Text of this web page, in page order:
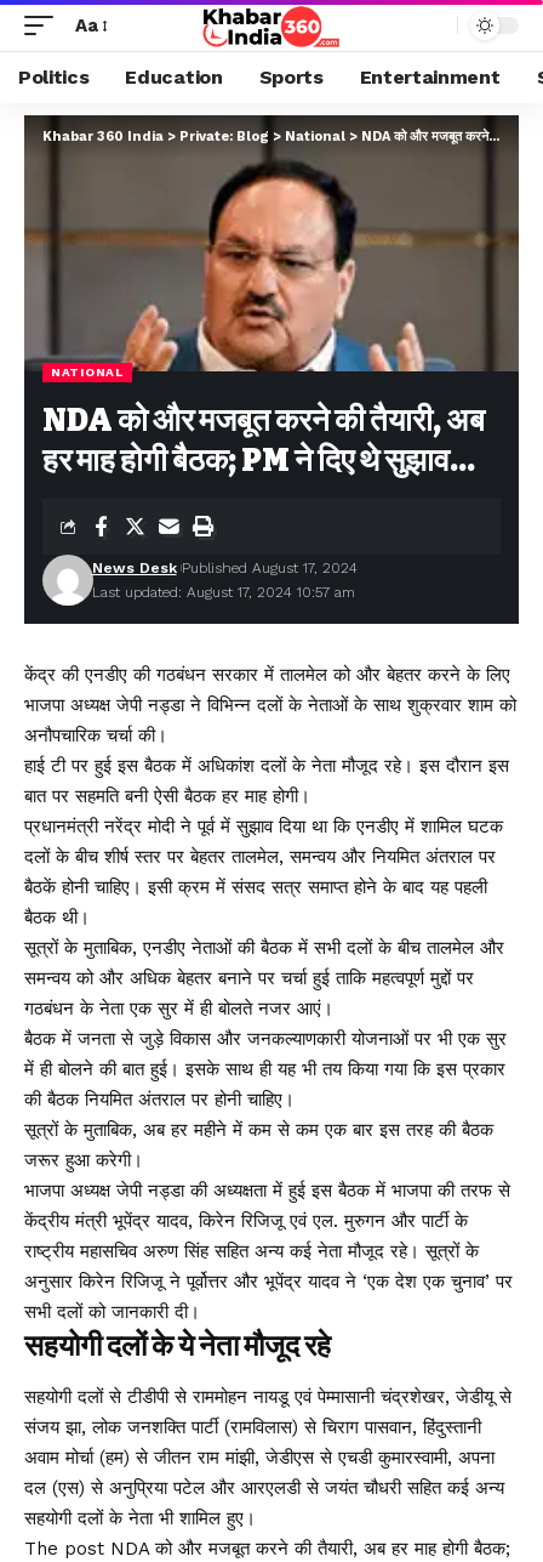
Aa
Politics Education Sports Entertainment
Khabar 360 India > Private: Blog > National > NDA को और मजबूत करने की तैयारी, अब हर माह होगी बैठक; PM ने दिए थे सुझाव…
NATIONAL
NDA को और मजबूत करने की तैयारी, अब
हर माह होगी बैठक; PM ने दिए थे सुझाव…
Last updated: August 17, 2024 10:57 am
News Desk Published August 17, 2024
केंद्र की एनडीए की गठबंधन सरकार में तालमेल को और बेहतर करने के लिए
भाजपा अध्यक्ष जेपी नड्डा ने विभिन्न दलों के नेताओं के साथ शुक्रवार शाम को
अनौपचारिक चर्चा की।
हाई टी पर हुई इस बैठक में अधिकांश दलों के नेता मौजूद रहे। इस दौरान इस
बात पर सहमति बनी ऐसी बैठक हर माह होगी।
प्रधानमंत्री नरेंद्र मोदी ने पूर्व में सुझाव दिया था कि एनडीए में शामिल घटक
दलों के बीच शीर्ष स्तर पर बेहतर तालमेल, समन्वय और नियमित अंतराल पर
बैठकें होनी चाहिए। इसी क्रम में संसद सत्र समाप्त होने के बाद यह पहली
बैठक थी।
सूत्रों के मुताबिक, एनडीए नेताओं की बैठक में सभी दलों के बीच तालमेल और
समन्वय को और अधिक बेहतर बनाने पर चर्चा हुई ताकि महत्वपूर्ण मुद्दों पर
गठबंधन के नेता एक सुर में ही बोलते नजर आएं।
बैठक में जनता से जुड़े विकास और जनकल्याणकारी योजनाओं पर भी एक सुर
में ही बोलने की बात हुई। इसके साथ ही यह भी तय किया गया कि इस प्रकार
की बैठक नियमित अंतराल पर होनी चाहिए।
सूत्रों के मुताबिक, अब हर महीने में कम से कम एक बार इस तरह की बैठक
जरूर हुआ करेगी।
भाजपा अध्यक्ष जेपी नड्डा की अध्यक्षता में हुई इस बैठक में भाजपा की तरफ से
केंद्रीय मंत्री भूपेंद्र यादव, किरेन रिजिजू एवं एल. मुरुगन और पार्टी के
राष्ट्रीय महासचिव अरुण सिंह सहित अन्य कई नेता मौजूद रहे। सूत्रों के
अनुसार किरेन रिजिजू ने पूर्वोत्तर और भूपेंद्र यादव ने ‘एक देश एक चुनाव’ पर
सभी दलों को जानकारी दी।
सहयोगी दलों के ये नेता मौजूद रहे
सहयोगी दलों से टीडीपी से राममोहन नायडू एवं पेम्मासानी चंद्रशेखर, जेडीयू से
संजय झा, लोक जनशक्ति पार्टी (रामविलास) से चिराग पासवान, हिंदुस्तानी
अवाम मोर्चा (हम) से जीतन राम मांझी, जेडीएस से एचडी कुमारस्वामी, अपना
दल (एस) से अनुप्रिया पटेल और आरएलडी से जयंत चौधरी सहित कई अन्य
सहयोगी दलों के नेता भी शामिल हुए।
The post NDA को और मजबूत करने की तैयारी, अब हर माह होगी बैठक;